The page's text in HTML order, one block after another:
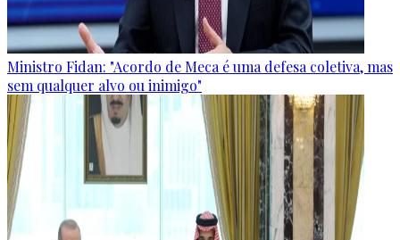
Ministro Fidan: "Acordo de Meca é uma defesa coletiva, mas
sem qualquer alvo ou inimigo"